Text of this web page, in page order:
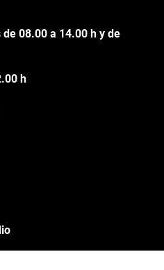
de 08.00 a 14.00 h y de
h